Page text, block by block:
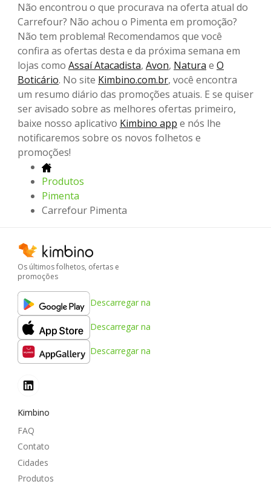
Não encontrou o que procurava na oferta atual do
Carrefour? Não achou o Pimenta em promoção?
Não tem problema! Recomendamos que você
confira as ofertas desta e da próxima semana em
lojas como Assaí Atacadista, Avon, Natura e O
Boticário. No site Kimbino.com.br, você encontra
um resumo diário das promoções atuais. E se quiser
ser avisado sobre as melhores ofertas primeiro,
baixe nosso aplicativo Kimbino app e nós lhe
notificaremos sobre os novos folhetos e
promoções!
Produtos
Pimenta
Carrefour Pimenta
Os últimos folhetos, ofertas e
promoções
Descarregar na
Descarregar na
Descarregar na
Kimbino
FAQ
Contato
Cidades
Produtos